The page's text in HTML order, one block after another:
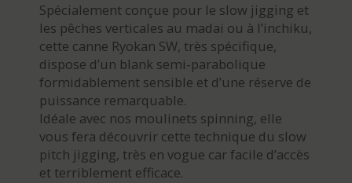
Spécialement conçue pour le slow jigging et
les pêches verticales au madai ou à l’inchiku,
cette canne Ryokan SW, très spécifique,
dispose d’un blank semi-parabolique
formidablement sensible et d’une réserve de
puissance remarquable.
Idéale avec nos moulinets spinning, elle
vous fera découvrir cette technique du slow
pitch jigging, très en vogue car facile d’accès
et terriblement efficace.